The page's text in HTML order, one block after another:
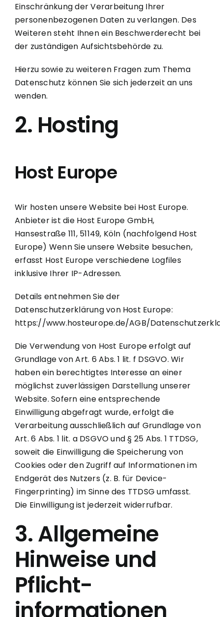
Einschränkung der Verarbeitung Ihrer
personenbezogenen Daten zu verlangen. Des
Weiteren steht Ihnen ein Beschwerderecht bei
der zuständigen Aufsichtsbehörde zu.
Hierzu sowie zu weiteren Fragen zum Thema
Datenschutz können Sie sich jederzeit an uns
wenden.
2. Hosting
Host Europe
Wir hosten unsere Website bei Host Europe.
Anbieter ist die Host Europe GmbH,
Hansestraße 111, 51149, Köln (nachfolgend Host
Europe) Wenn Sie unsere Website besuchen,
erfasst Host Europe verschiedene Logfiles
inklusive Ihrer IP-Adressen.
Details entnehmen Sie der
Datenschutzerklärung von Host Europe:
https://www.hosteurope.de/AGB/
Die Verwendung von Host Europe erfolgt auf
Grundlage von Art. 6 Abs. 1 lit. f DSGVO. Wir
haben ein berechtigtes Interesse an einer
möglichst zuverlässigen Darstellung unserer
Website. Sofern eine entsprechende
Einwilligung abgefragt wurde, erfolgt die
Verarbeitung ausschließlich auf Grundlage von
Art. 6 Abs. 1 lit. a DSGVO und § 25 Abs. 1 TTDSG,
soweit die Einwilligung die Speicherung von
Cookies oder den Zugriff auf Informationen im
Endgerät des Nutzers (z. B. für Device-
Fingerprinting) im Sinne des TTDSG umfasst.
Die Einwilligung ist jederzeit widerrufbar.
3. Allgemeine
Hinweise und
Pflicht­
informationen